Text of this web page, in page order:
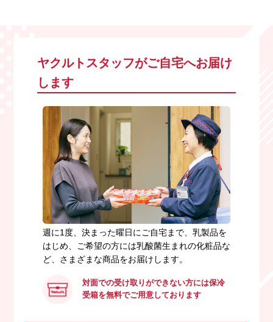
ヤクルトスタッフがご自宅へお届け
します
週に1度、決まった曜日にご自宅まで、乳製品を
はじめ、ご希望の方には乳酸菌生まれの化粧品な
ど、さまざまな商品をお届けします。
対面での受け取りができない方には保冷
受箱を無料でご用意しております